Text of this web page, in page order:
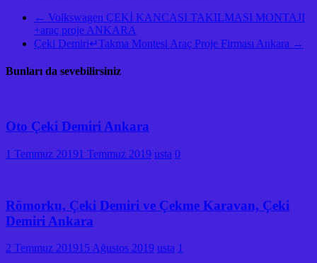
← Volkswagen ÇEKİ KANCASI TAKILMASI MONTAJI
+araç proje ANKARA
Çeki Demiri↵Takma Montesi Araç Proje Firması Ankara →
Bunları da sevebilirsiniz
Oto Çeki Demiri Ankara
1 Temmuz 20191 Temmuz 2019 usta 0
Römorku, Çeki Demiri ve Çekme Karavan, Çeki
Demiri Ankara
2 Temmuz 201915 Ağustos 2019 usta 1